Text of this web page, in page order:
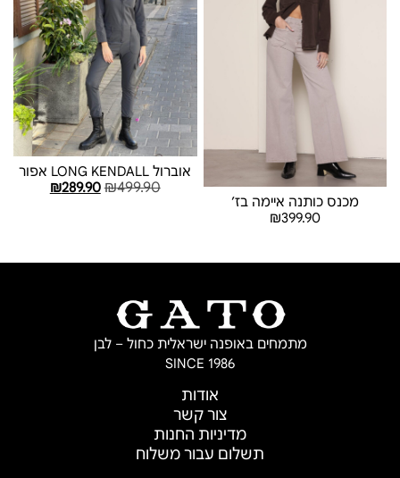
מכנס כותנה איימה בז׳
₪399.90
אוברול LONG KENDALL אפור
₪499.90
₪289.90
מתמחים באופנה ישראלית כחול – לבן
SINCE 1986
אודות
צור קשר
מדיניות החנות
תשלום עבור משלוח